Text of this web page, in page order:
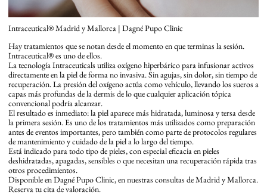
Intraceutical® Madrid y Mallorca | Dagné Pupo Clinic
Hay tratamientos que se notan desde el momento en que terminas la sesión.
Intraceutical® es uno de ellos.
La tecnología Intraceuticals utiliza oxígeno hiperbárico para infusionar activos
directamente en la piel de forma no invasiva. Sin agujas, sin dolor, sin tiempo de
recuperación. La presión del oxígeno actúa como vehículo, llevando los sueros a
capas más profundas de la dermis de lo que cualquier aplicación tópica
convencional podría alcanzar.
El resultado es inmediato: la piel aparece más hidratada, luminosa y tersa desde
la primera sesión. Es uno de los tratamientos más utilizados como preparación
antes de eventos importantes, pero también como parte de protocolos regulares
de mantenimiento y cuidado de la piel a lo largo del tiempo.
Está indicado para todo tipo de pieles, con especial eficacia en pieles
deshidratadas, apagadas, sensibles o que necesitan una recuperación rápida tras
otros procedimientos.
Disponible en Dagné Pupo Clinic, en nuestras consultas de Madrid y Mallorca.
Reserva tu cita de valoración.